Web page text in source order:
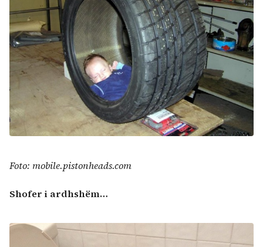
Foto: mobile.pistonheads.com
Shofer i ardhshëm…